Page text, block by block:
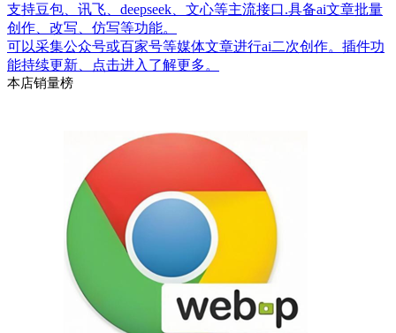
支持豆包、讯飞、deepseek、文心等主流接口.具备ai文章批量
创作、改写、仿写等功能。
可以采集公众号或百家号等媒体文章进行ai二次创作。插件功
能持续更新、点击进入了解更多。
本店销量榜